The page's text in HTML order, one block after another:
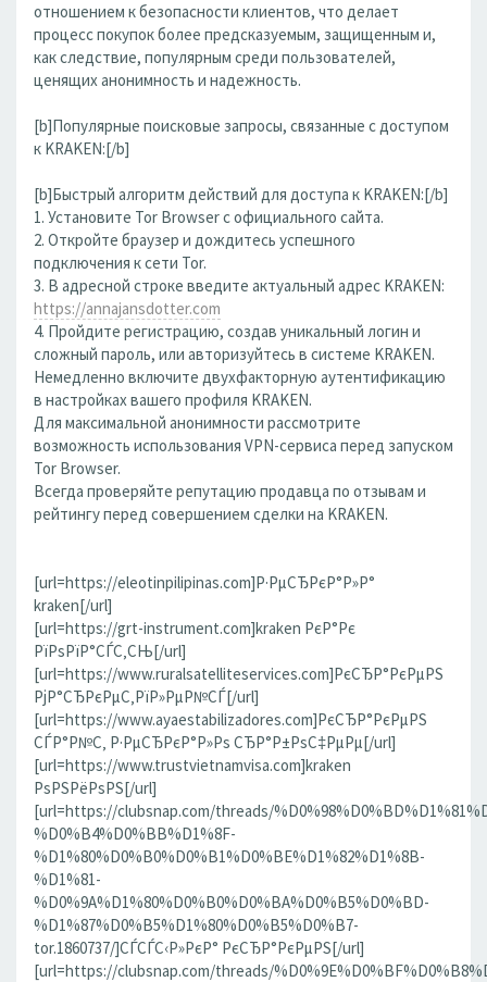
отношением к безопасности клиентов, что делает
процесс покупок более предсказуемым, защищенным и,
как следствие, популярным среди пользователей,
ценящих анонимность и надежность.
[b]Популярные поисковые запросы, связанные с доступом
к KRAKEN:[/b]
[b]Быстрый алгоритм действий для доступа к KRAKEN:[/b]
1. Установите Tor Browser с официального сайта.
2. Откройте браузер и дождитесь успешного
подключения к сети Tor.
3. В адресной строке введите актуальный адрес KRAKEN:
https://annajansdotter.com
4. Пройдите регистрацию, создав уникальный логин и
сложный пароль, или авторизуйтесь в системе KRAKEN.
Немедленно включите двухфакторную аутентификацию
в настройках вашего профиля KRAKEN.
Для максимальной анонимности рассмотрите
возможность использования VPN-сервиса перед запуском
Tor Browser.
Всегда проверяйте репутацию продавца по отзывам и
рейтингу перед совершением сделки на KRAKEN.
[url=https://eleotinpilipinas.com]Р·РµСЂРєР°Р»Р°
kraken[/url]
[url=https://grt-instrument.com]kraken РєР°Рє
РїРѕРїР°СЃС‚СЊ[/url]
[url=https://www.ruralsatelliteservices.com]РєСЂР°РєРµРЅ
РјР°СЂРєРµС‚РїР»РµР№СЃ[/url]
[url=https://www.ayaestabilizadores.com]РєСЂР°РєРµРЅ
СЃР°Р№С‚ Р·РµСЂРєР°Р»Рѕ СЂР°Р±РѕС‡РµРµ[/url]
[url=https://www.trustvietnamvisa.com]kraken
РѕРЅРёРѕРЅ[/url]
[url=https://clubsnap.com/threads/
%D0%B4%D0%BB%D1%8F-
%D1%80%D0%B0%D0%B1%D0%BE%D1%82%D1%8B-
%D1%81-
%D0%9A%D1%80%D0%B0%D0%BA%D0%B5%D0%BD-
%D1%87%D0%B5%D1%80%D0%B5%D0%B7-
tor.1860737/]СЃСЃС‹Р»РєР° РєСЂР°РєРµРЅ[/url]
[url=https://clubsnap.com/threads/